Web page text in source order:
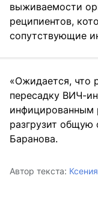
выживаемости
реципиентов,
сопутствующие
«Ожидается, что
пересадку ВИЧ-
инфицированным
разгрузит общую
Баранова.
Автор текста: